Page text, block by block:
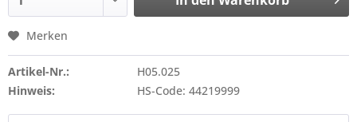
Merken
Artikel-Nr.:
H05.025
Hinweis:
HS-Code: 44219999